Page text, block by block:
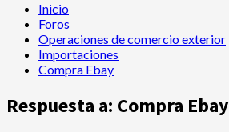
Inicio
Foros
Operaciones de comercio exterior
Importaciones
Compra Ebay
Respuesta a: Compra Ebay